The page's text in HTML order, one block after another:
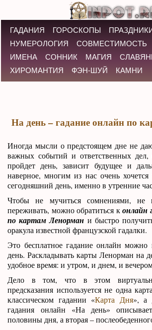
ГАДАНИЯ ГОРОСКОПЫ
НУМЕРОЛОГИЯ
СОВМЕСТИМОСТЬ
ИМЕНА
СОННИК МАГИЯ
ХИРОМАНТИЯ
ФЭН-ШУЙ КАМНИ
На день – гадание онлайн по
Иногда мысли о предстоящем дне не
важных событий и ответственных дел,
пройдет день, зависит будущее и
наверное, многим из нас очень хочется
сегодняшний день, именно в утренние
Чтобы не мучиться сомнениями, не
переживать, можно обратиться конлайн
по картам Ленорман и быстро
оракула известной французской гадалки.
Это бесплатное гадание онлайн можно
день. Раскладывать карты Ленорман на
удобное время: и утром, и днем, и
Дело в том, что в этом
предсказания используется не одна
классическом гадании «Карта Дня», а
гадания онлайн «На день»
половины дня, а вторая –